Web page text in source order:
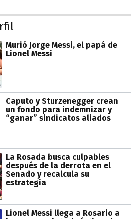
Murió Jorge Messi, el papá de
Lionel Messi
Caputo y Sturzenegger crean
un fondo para indemnizar y
“ganar” sindicatos aliados
La Rosada busca culpables
después de la derrota en el
Senado y recalcula su
estrategia
Lionel Messi llega a Rosario a